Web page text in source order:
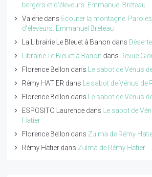
bergers et d'éleveurs. Emmanuel Breteau
Valérie dans Ecouter la montagne.
d'éleveurs. Emmanuel Breteau
La Librairie Le Bleuet à Banon dans
Librairie Le Bleuet à Banon dans Revue
Florence Bellon dans
Le sabot de Vénus
Rémy HATIER dans
Le sabot de Vénus de
Florence Bellon dans
Le sabot de Vénus
ESPOSITO Laurence dans
Le sabot de
Hatier
Florence Bellon dans Zulma de Rémy
Rémy Hatier dans Zulma de Rémy Hatier